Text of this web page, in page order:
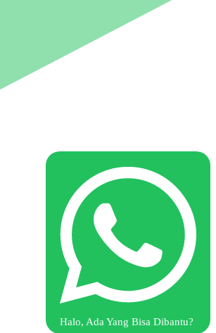
Halo, Ada Yang Bisa Dibantu?